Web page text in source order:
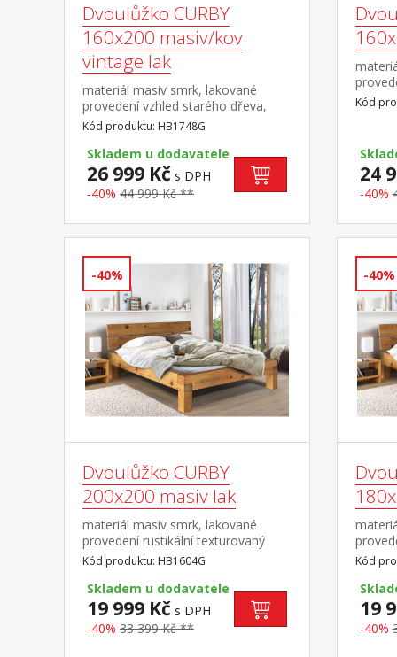
Dvoulůžko CURBY
160x200 masiv/kov
vintage lak
materiál masiv smrk, lakované
provedení vzhled starého dřeva,
rustikální texturovaný povrch černé
kovové nohy, dělené čelo
postele cena bez roštu a matrace,
výška čela 43 cm minimální
doporučená výška matrace 15
cm doporučený rozměr matrace
cm a rošt R2 doporučená nosnost
Kód produktu: HB1748G
Skladem u dodavatele
26 999 Kč s DPH
-40% 44 999 Kč **
povrch
čelo
cm
80 ×
Kód
24
-40%
-40%
Dvoulůžko CURBY
200x200 masiv lak
materiál masiv smrk, lakované
provedení rustikální texturovaný
povrch dělené čelo postele, cena
bez roštu a matrace, výška čela 43
cm minimální doporučená výška
matrace 15 cm
Kód produktu: HB1604G
Skladem u dodavatele
19 999 Kč s DPH
-40% 33 399 Kč **
-40%
povrch
bez
cm
90 ×
Kód
19
-40%